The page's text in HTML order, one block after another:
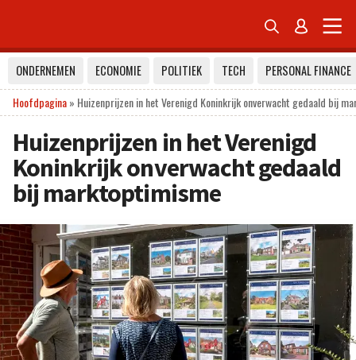
 
ONDERNEMEN ECONOMIE POLITIEK TECH
PERSONAL FINANCE
Hoofdpagina» Huizenprijzen in het Verenigd Koninkrijk onverwacht gedaald bij
Huizenprijzen in het Verenigd
Koninkrijk onverwacht gedaald
bij marktoptimisme